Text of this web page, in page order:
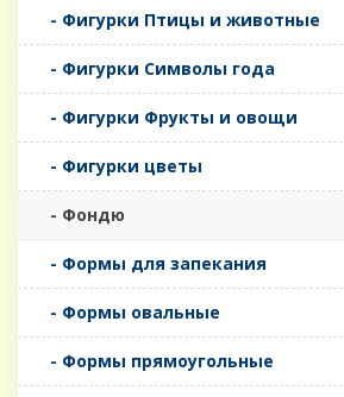
- Фигурки Птицы и животные
- Фигурки Символы года
- Фигурки Фрукты и овощи
- Фигурки цветы
- Фондю
- Формы для запекания
- Формы овальные
- Формы прямоугольные